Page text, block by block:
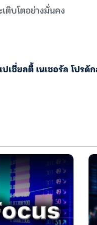
ติบโตอย่างมั่นคง
ปเชี่ยลตี้ เนเชอรัล โปรดั